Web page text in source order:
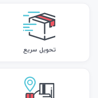
تحویل سریع